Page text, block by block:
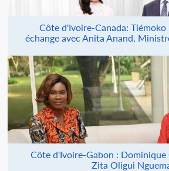
Côte d'Ivoire-Canada:
échange avec Anita Anand,
Côte d'Ivoire-Gabon :
Zita Oligui